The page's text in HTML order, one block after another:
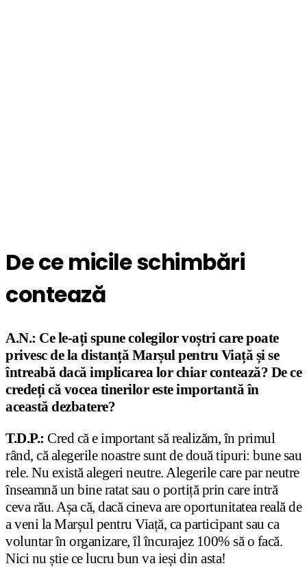
De ce micile schimbări
contează
A.N.: Ce le-ați spune colegilor voștri care poate
privesc de la distanță Marșul pentru Viață și se
întreabă dacă implicarea lor chiar contează? De ce
credeți că vocea tinerilor este importantă în
această dezbatere?
T.D.P.: Cred că e important să realizăm, în primul
rând, că alegerile noastre sunt de două tipuri: bune sau
rele. Nu există alegeri neutre. Alegerile care par neutre
înseamnă un bine ratat sau o portiță prin care intră
ceva rău. Așa că, dacă cineva are oportunitatea reală de
a veni la Marșul pentru Viață, ca participant sau ca
voluntar în organizare, îl încurajez 100% să o facă.
Nici nu știe ce lucru bun va ieși din asta!